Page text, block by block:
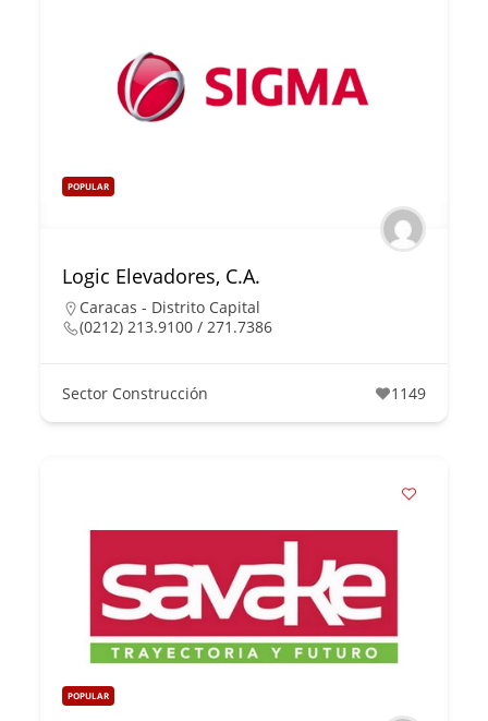
POPULAR
Logic Elevadores, C.A.
Caracas - Distrito Capital
(0212) 213.9100 / 271.7386
Sector Construcción 1149
POPULAR